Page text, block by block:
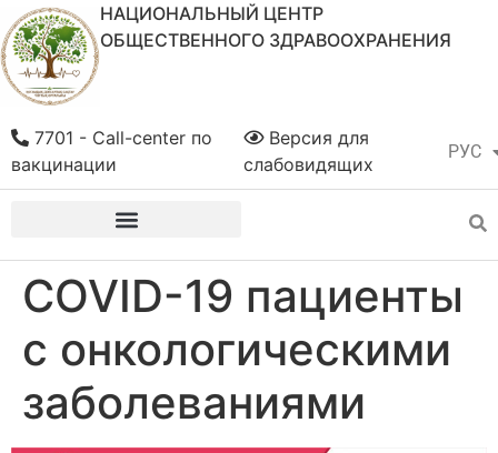
НАЦИОНАЛЬНЫЙ ЦЕНТР
ОБЩЕСТВЕННОГО ЗДРАВООХРАНЕНИЯ
РУС
ҚАЗ
Версия для
слабовидящих
7701 - Call-center по
вакцинации
COVID-19 пациенты
с онкологическими
заболеваниями